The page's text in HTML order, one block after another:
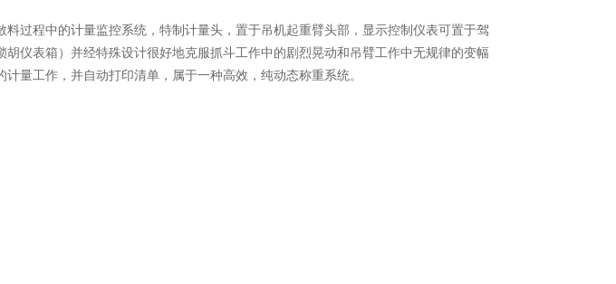
料过程中的计量监控系统，特制计量头，置于吊机起重臂头部，显示控制仪表可置于驾
仪表箱）并经特殊设计很好地克服抓斗工作中的剧烈晃动和吊臂工作中无规律的变幅
量工作，并自动打印清单，属于一种高效，纯动态称重系统。